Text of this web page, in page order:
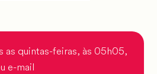
as quintas-feiras, às 05h05,
e-mail